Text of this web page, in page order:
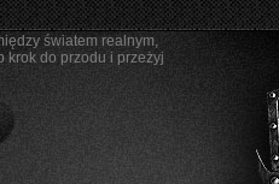
światem realnym,
krok do przodu i przeżyj